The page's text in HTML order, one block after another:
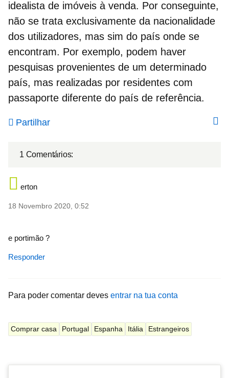
idealista de imóveis à venda. Por conseguinte,
não se trata exclusivamente da nacionalidade
dos utilizadores, mas sim do país onde se
encontram. Por exemplo, podem haver
pesquisas provenientes de um determinado
país, mas realizadas por residentes com
passaporte diferente do país de referência.
Partilhar
1 Comentários:
erton
18 Novembro 2020, 0:52
e portimão ?
Responder
Para poder comentar deves entrar na tua conta
Comprar casa Portugal Espanha Itália Estrangeiros